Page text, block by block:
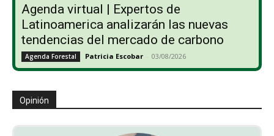
Agenda virtual | Expertos de
Latinoamerica analizarán las nuevas
tendencias del mercado de carbono
Agenda Forestal Patricia Escobar - 03/08/2026
Opinión